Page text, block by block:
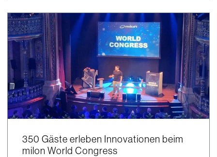
350 Gäste erleben Innovationen beim
milon World Congress